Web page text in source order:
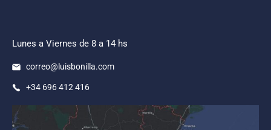
Lunes a Viernes de 8 a 14 hs
correo@luisbonilla.com
+34 696 412 416